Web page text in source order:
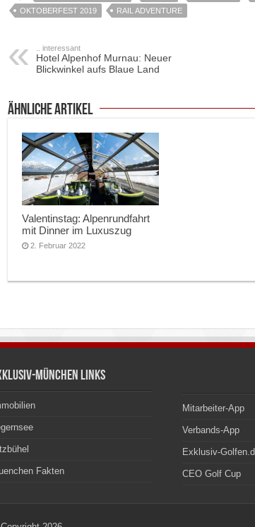
OKTOBERFEST 2019
RAIL ADVENTURE
.. interessant
Hotel Alpenhof Murnau: Neuer
Blickwinkel aufs Blaue Land
ähnliche Artikel
Valentinstag: Alpenrundfahrt
mit Dinner im Luxuszug
2. Februar 2022
München Links
Fakten
Mitarbeiter-App
Verbands-App
Exklusiv-
CEO Golf Cup